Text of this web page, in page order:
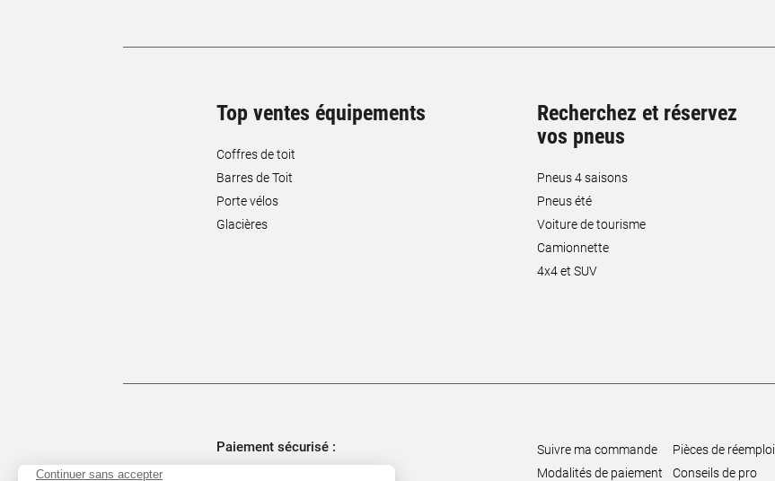
Top ventes équipements
Coffres de toit
Barres de Toit
Porte vélos
Glacières
Recherchez et réservez
vos pneus
Pneus 4 saisons
Pneus été
Voiture de tourisme
Camionnette
4x4 et SUV
Paiement sécurisé :
Suivre ma commande
Modalités de paiement
Pièces de réemploi
Conseils de pro